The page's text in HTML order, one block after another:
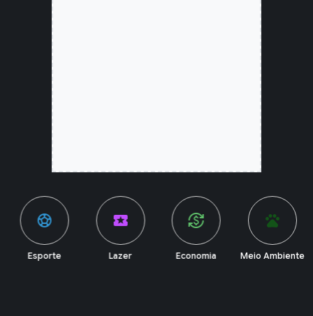
sports_soccer
Esporte
local_activity
Lazer
currency_exchange
Economia
pets
Meio Ambiente